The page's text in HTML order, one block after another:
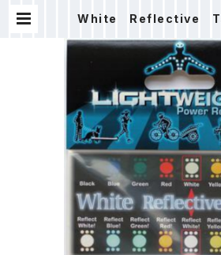
White Reflective